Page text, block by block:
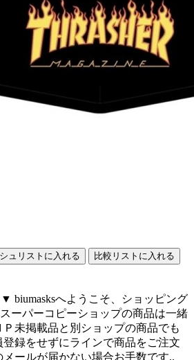
ュリストに入れる
比較リストに入れる
biumasksへようこそ、ショッピング
ーパーコピーショップの商品は一緒
未掲載品と別ショップの商品でも
録をせずにラインで商品をご注文
ールが届かない場合お手数です..